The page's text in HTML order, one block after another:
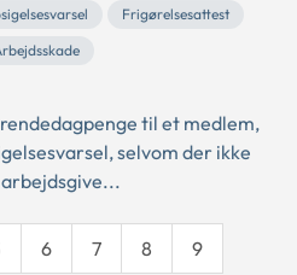
Frigørelsesattest
til et medlem,
selvom der ikke
6 7 8 9